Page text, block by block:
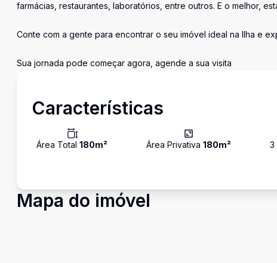
farmácias, restaurantes, laboratórios, entre outros. E o melhor,
Conte com a gente para encontrar o seu imóvel ideal na Ilha e
Sua jornada pode começar agora, agende a sua visita
Características
Área Total 180m² Área Privativa 180m² 3
Mapa do imóvel